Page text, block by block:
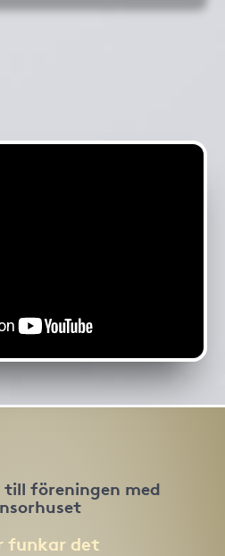
föreningen med
funkar det